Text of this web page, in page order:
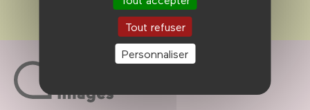
Tout refuser
Personnaliser